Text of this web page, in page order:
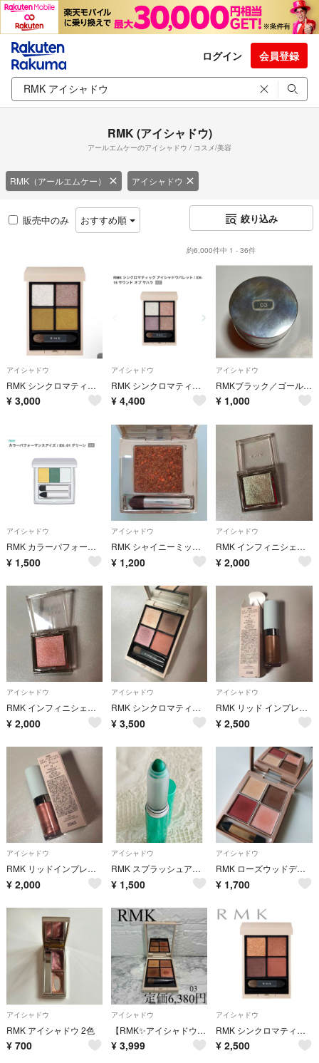
ログイン 会員登録
RMK (アイシャドウ)
アールエムケーのアイシャドウ / コスメ/美容
RMK（アールエムケー） アイシャドウ
販売中のみ おすすめ順 絞り込み
約6,000件中 1 - 36件
アイシャドウ
RMK シンクロマティック アイシャドウパレット EX-14 限定色
¥ 3,000
アイシャドウ
RMK シンクロマティック アイシャドウパレット EX-15
¥ 4,400
アイシャドウ
RMKブラック／ゴールドクリームアイシャドー
¥ 1,000
アイシャドウ
RMK カラーパフォーマンスアイズ EX-01グリーン
¥ 1,500
アイシャドウ
RMK シャイニーミックスアイズ 05
¥ 1,200
アイシャドウ
RMK インフィニシェイドシングルアイシャドウ 20 ダーティマティーニ
¥ 2,000
アイシャドウ
RMK インフィニシェイドシングルアイシャドウ 16 ピンクエスケープ
¥ 2,000
アイシャドウ
RMK シンクロマティック アイシャドウパレット EX−18 ナイーブ ナイツ
¥ 3,500
アイシャドウ
RMK リッド インプレッション リクイド アイシャドウ 01 テンダー トープ
¥ 2,500
アイシャドウ
RMK リッドインプレッションリクイドアイシャドウ 02 メモリー ブリーズ
¥ 2,000
アイシャドウ
RMK スプラッシュアイカラーズ No.０３
¥ 1,500
アイシャドウ
RMK ローズウッドデイドリーム 01
¥ 1,700
アイシャドウ
RMK アイシャドウ 2色
¥ 700
アイシャドウ
【RMK✨アイシャドウ】シンクロマティック アイシャドウパレット03コンパッショネイト♡人気
¥ 3,999
アイシャドウ
RMK シンクロマティック アイシャドウパレット EX-04 ジェントル 限定品
¥ 2,500